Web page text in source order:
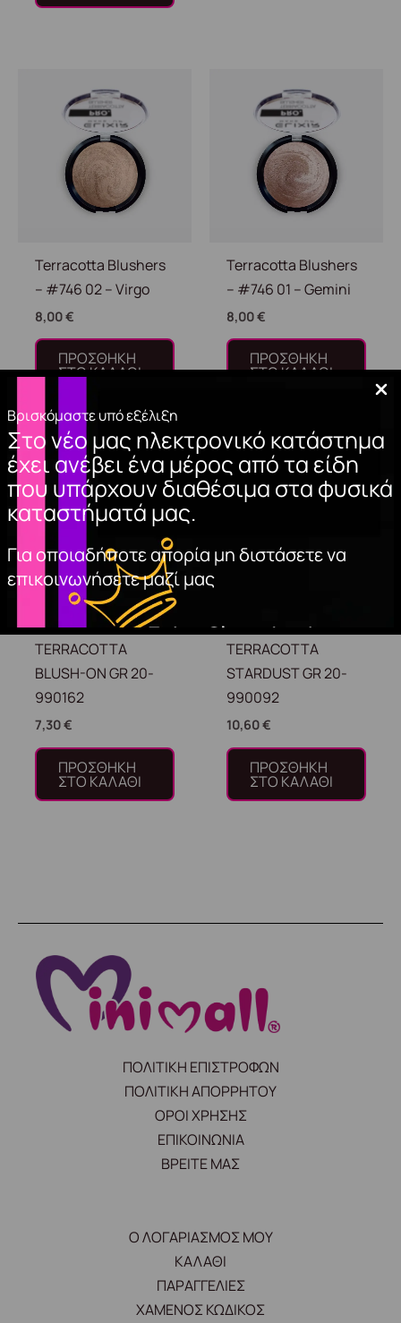
Βρισκόμαστε υπό εξέλιξη
Στο νέο μας ηλεκτρονικό κατάστημα
έχει ανέβει ένα μέρος από τα είδη
που υπάρχουν διαθέσιμα στα φυσικά
καταστήματά μας.
Για οποιαδήποτε απορία μη διστάσετε να
επικοινωνήσετε μαζί μας
Terracotta Blushers
– #746 02 – Virgo
8,00€
ΠΡΟΣΘΉΚΗ
ΣΤΟ ΚΑΛΆΘΙ
Terracotta Blushers
– #746 01 – Gemini
8,00€
ΠΡΟΣΘΉΚΗ
ΣΤΟ ΚΑΛΆΘΙ
TERRACOTTA
BLUSH-ON GR 20-
990162
7,30€
ΠΡΟΣΘΉΚΗ
ΣΤΟ ΚΑΛΆΘΙ
TERRACOTTA
STARDUST GR 20-
990092
10,60€
ΠΡΟΣΘΉΚΗ
ΣΤΟ ΚΑΛΆΘΙ
ΠΟΛΙΤΙΚΗ ΕΠΙΣΤΡΟΦΩΝ
ΠΟΛΙΤΙΚΗ ΑΠΟΡΡΗΤΟΥ
ΟΡΟΙ ΧΡΗΣΗΣ
ΕΠΙΚΟΙΝΩΝΙΑ
ΒΡΕΙΤΕ ΜΑΣ
Ο ΛΟΓΑΡΙΑΣΜΟΣ ΜΟΥ
ΚΑΛΑΘΙ
ΠΑΡΑΓΓΕΛΙΕΣ
ΧΑΜΕΝΟΣ ΚΩΔΙΚΟΣ